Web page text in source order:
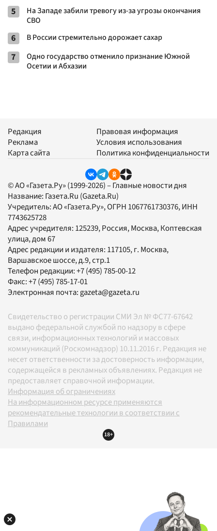
5
На Западе забили тревогу из-за угрозы окончания
СВО
6 В России стремительно дорожает сахар
7
Одно государство отменило признание Южной
Осетии и Абхазии
Редакция
Реклама
Карта сайта
Правовая информация
Условия использования
Политика конфиденциальности
© АО «Газета.Ру» (1999-2026) – Главные новости дня
Название: Газета.Ru (Gazeta.Ru)
Учредитель:АО «Газета.Ру», ОГРН 1067761730376, ИНН
7743625728
Адрес учредителя: 125239, Россия, Москва, Коптевская
улица, дом 67
Адрес редакции и издателя: 117105, г. Москва,
Варшавское шоссе, д.9, стр.1
Телефон редакции:+7 (495) 785-00-12
Факс:+7 (495) 785-17-01
Электронная почта: gazeta@gazeta.ru
Свидетельство о регистрации СМИ Эл № ФС77-67642
выдано федеральной службой по надзору в сфере
связи, информационных технологий и массовых
коммуникаций (Роскомнадзор) 10.11.2016 г. Редакция не
несет ответственности за достоверность информации,
содержащейся в рекламных объявлениях. Редакция не
предоставляет справочной информации.
Информация об ограничениях
На информационном ресурсе применяются
рекомендательные технологии в соответствии с
Правилами
18+